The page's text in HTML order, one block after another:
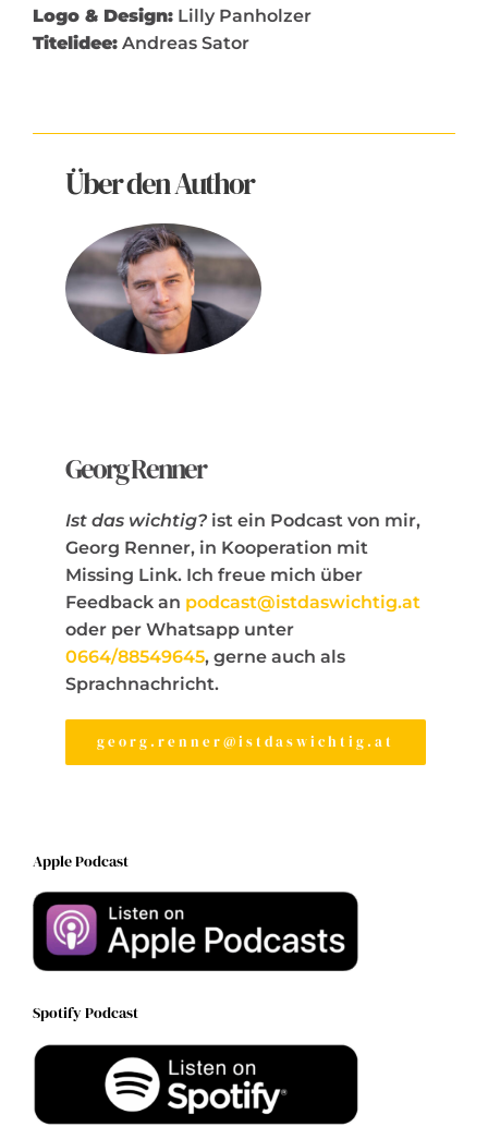
Logo & Design:Lilly Panholzer
Titelidee:Andreas Sator
Über den Author
Georg Renner
Ist das wichtig? ist ein Podcast von mir,
Georg Renner, in Kooperation mit
Missing Link. Ich freue mich über
Feedback an podcast@istdaswichtig.at
oder per Whatsapp unter
0664/88549645, gerne auch als
Sprachnachricht.
georg.renner@istdaswichtig.at
Apple Podcast
Spotify Podcast